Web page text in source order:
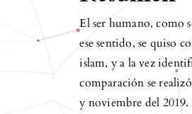
El ser humano, como
ese sentido, se quiso
islam, y a la vez
comparación se
y noviembre del